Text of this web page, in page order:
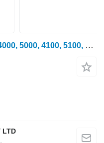
Глушитель Ford 2000, 3000, 4000, 5000, 4100, 5100, Genuine Silencer C7NN5230R для трактора колесного
LTD